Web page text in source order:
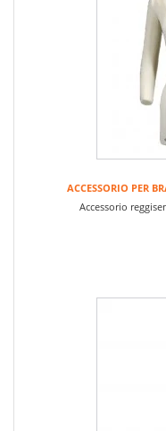
ACCESSORIO PER
Accessorio